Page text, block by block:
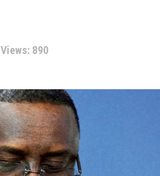
Views: 890